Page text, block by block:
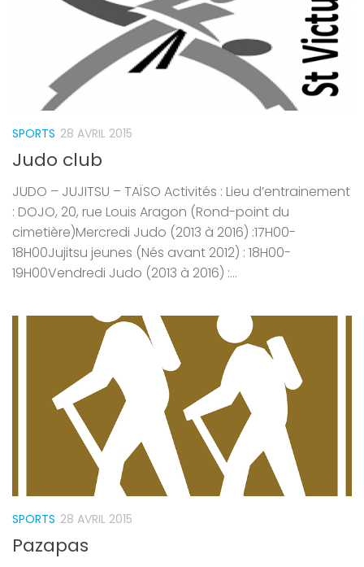
SPORTS 28 AVRIL 2015
Judo club
JUDO – JUJITSU – TAÏSO Activités : Lieu d’entrainement
: DOJO, 20, rue Louis Aragon (Rond-point du
cimetière)Mercredi Judo (2013 à 2016) :17H00-
18H00Jujitsu jeunes (Nés avant 2012) : 18H00-
19H00Vendredi Judo (2013 à 2016) :...
SPORTS 28 AVRIL 2015
Pazapas